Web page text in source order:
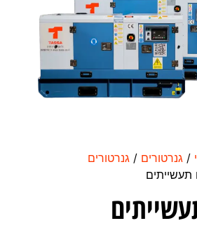
/גנרטורים /גנרטורים
תעשייתים